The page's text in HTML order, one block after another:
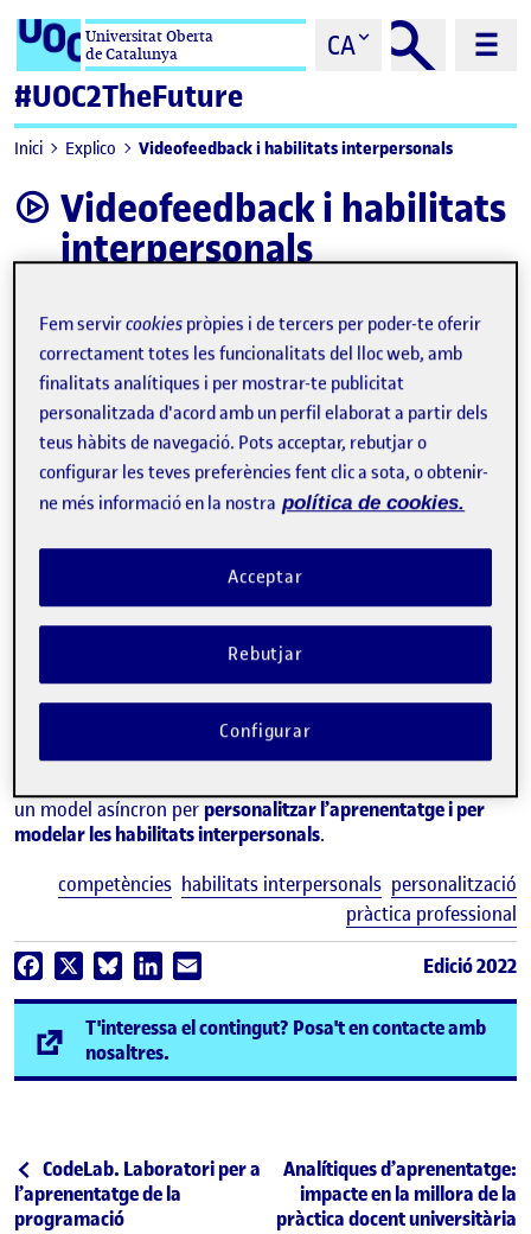
Saltar al contingutUniversitat Oberta
de Catalunya
CA
#UOC2TheFuture
Inici Explico Videofeedback i habilitats interpersonals
video Videofeedback i habilitats
interpersonals
Estudis de Psicologia i Ciències de l'Educació de la UOC
habilitats interpersonalssón un element clau per a la
pràctica professional. Per adquirir-les, calen exercicis
un model asíncron per personalitzar l’aprenentatge i per
modelar les habilitats interpersonals.
competències habilitats interpersonals personalització
pràctica professional
Facebook BlueskyLinkedIn Edició 2022
T'interessa el contingut? Posa't en contacte amb
nosaltres.
Navegació d'entrades
Entrada anterior
CodeLab. Laboratori per a
l’aprenentatge de la
programació
Entrada següent
Analítiques d’aprenentatge:
impacte en la millora de la
pràctica docent universitària
Fem servircookies pròpies i de tercers per poder-te oferir
correctament totes les funcionalitats del lloc web, amb
finalitats analítiques i per mostrar-te publicitat
personalitzada d'acord amb un perfil elaborat a partir dels
teus hàbits de navegació. Pots acceptar, rebutjar o
configurar les teves preferències fent clic a sota, o obtenir-
ne més informació en la nostra política de cookies.
Rebutjar
Acceptar
Configurar